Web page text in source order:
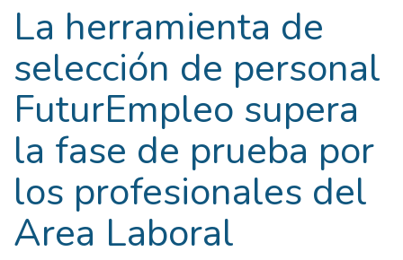
La herramienta de
selección de personal
FuturEmpleo supera
la fase de prueba por
los profesionales del
Area Laboral